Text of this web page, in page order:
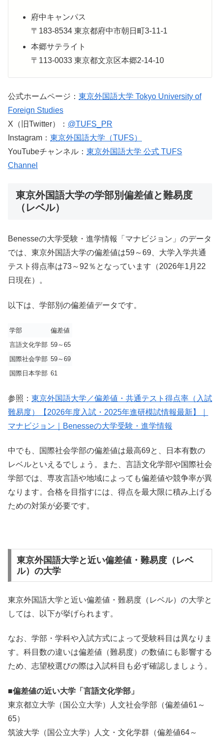
府中キャンパス
〒183-8534 東京都府中市朝日町3-11-1
本郷サテライト
〒113-0033 東京都文京区本郷2-14-10
公式ホームページ： 東京外国語大学 Tokyo University of
Foreign Studies
X（旧Twitter）： @TUFS_PR
Instagram： 東京外国語大学（TUFS）
YouTubeチャンネル： 東京外国語大学 公式 TUFS
Channel
東京外国語大学の学部別偏差値と難易度
（レベル）
Benesseの大学受験・進学情報「マナビジョン」のデータ
では、東京外国語大学の偏差値は59～69、大学入学共通
テスト得点率は73～92％となっています（2026年1月22
日現在）。
以下は、学部別の偏差値データです。
学部
偏差値
言語文化学部 59～65
国際社会学部 59～69
国際日本学部 61
参照： 東京外国語大学／偏差値・共通テスト得点率（入試
難易度）【2026年度入試・2025年進研模試情報最新】｜
マナビジョン｜Benesseの大学受験・進学情報
中でも、国際社会学部の偏差値は最高69と、日本有数の
レベルといえるでしょう。また、言語文化学部や国際社会
学部では、専攻言語や地域によっても偏差値や競争率が異
なります。合格を目指すには、得点を最大限に積み上げる
ための対策が必要です。
東京外国語大学と近い偏差値・難易度（レベ
ル）の大学
東京外国語大学と近い偏差値・難易度（レベル）の大学と
しては、以下が挙げられます。
なお、学部・学科や入試方式によって受験科目は異なりま
す。科目数の違いは偏差値（難易度）の数値にも影響する
ため、志望校選びの際は入試科目も必ず確認しましょう。
■偏差値の近い大学「言語文化学部」
東京都立大学（国公立大学）人文社会学部（偏差値61～
65）
筑波大学（国公立大学）人文・文化学群（偏差値64～